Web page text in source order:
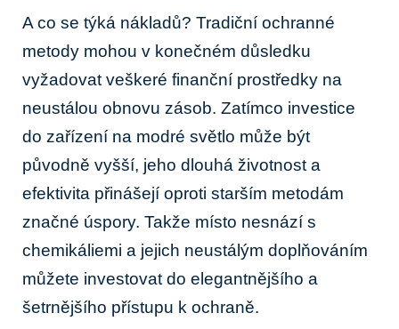
A co se týká nákladů? Tradiční ochranné
metody mohou v konečném důsledku
vyžadovat veškeré finanční prostředky na
neustálou obnovu zásob. Zatímco investice
do zařízení na modré světlo může být
původně vyšší, jeho dlouhá životnost a
efektivita přinášejí oproti starším metodám
značné úspory. Takže místo nesnází s
chemikáliemi a jejich neustálým doplňováním
můžete investovat do elegantnějšího a
šetrnějšího přístupu k ochraně.